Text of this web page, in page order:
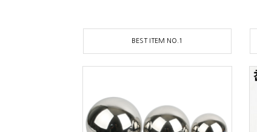
BEST ITEM NO.1